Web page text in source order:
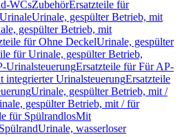
WCsZubehörErsatzteile für
UrinaleUrinale, gespülter Betrieb, mit
gespülter Betrieb, mit
für Ohne DeckelUrinale, gespülter
für Urinale, gespülter Betrieb,
UrinalsteuerungErsatzteile für Für AP-
integrierter UrinalsteuerungErsatzteile
Urinale, gespülter Betrieb, mit /
gespülter Betrieb, mit / für
für SpülrandlosMit
Urinale, wasserloser